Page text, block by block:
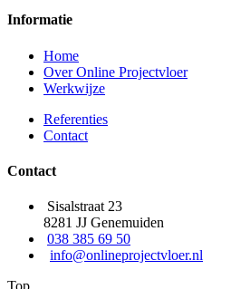
Informatie
Home
Over Online Projectvloer
Werkwijze
Referenties
Contact
Contact
Sisalstraat 23
8281 JJ Genemuiden
038 385 69 50
info@onlineprojectvloer.nl
Top